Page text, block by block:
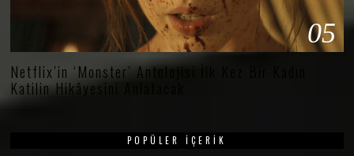
05
Netflix’in ‘Monster’ Antolojisi İlk Kez Bir Kadın
Katilin Hikâyesini Anlatacak
POPÜLER İÇERIK